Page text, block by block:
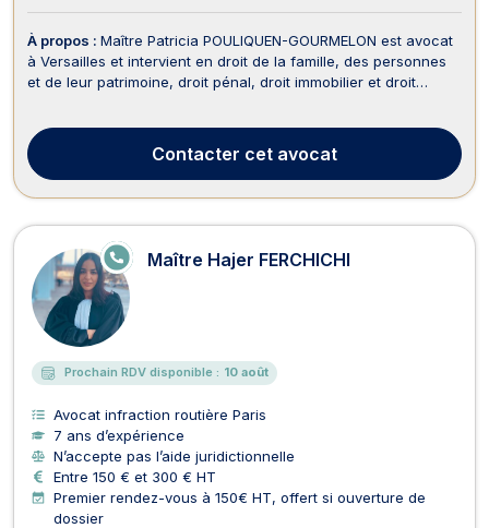
À propos : Maître Patricia POULIQUEN-GOURMELON est avocat
à Versailles et intervient en droit de la famille, des personnes
et de leur patrimoine, droit pénal, droit immobilier et droit
patrimoine à votre service pour tous dos...
Contacter cet avocat
Maître Hajer FERCHICHI
E
N
LI
G
N
E
Prochain RDV disponible : 10 août
Avocat infraction routière Paris
7 ans d’expérience
N’accepte pas l’aide juridictionnelle
Entre 150 € et 300 € HT
Premier rendez-vous à 150€ HT, offert si ouverture de
dossier